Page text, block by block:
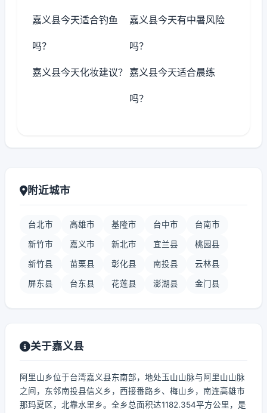
嘉义县今天适合钓鱼
吗？
嘉义县今天有中暑风险
吗？
嘉义县今天化妆建议？ 嘉义县今天适合晨练
吗？
附近城市
台北市 高雄市 基隆市 台中市 台南市
新竹市 嘉义市 新北市 宜兰县 桃园县
新竹县 苗栗县 彰化县 南投县 云林县
屏东县 台东县 花莲县 澎湖县 金门县
关于嘉义县
阿里山乡位于台湾嘉义县东南部，地处玉山山脉与阿里山山脉
之间，东邻南投县信义乡，西接番路乡、梅山乡，南连高雄市
那玛夏区，北靠水里乡。全乡总面积达1182.354平方公里，是